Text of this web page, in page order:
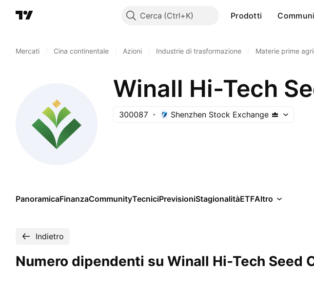
Cerca Prodotti
Mercati Cina continentale Azioni Industrie di trasformazione Materie prime
Winall Hi-Tech
300087 Shenzhen Stock Exchange
PanoramicaFinanzaCommunityTecniciPrevisioniStagionalitàETFAltro
Indietro
Numero dipendenti su Winall Hi-Tech Seed